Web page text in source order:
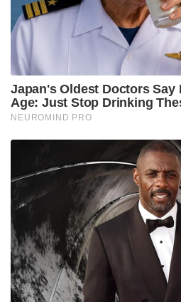
വഖഫ് ബോർഡ് കൈവശം
സംസ്ഥാനങ്ങളിലായി 8.7
ബോർഡിന്റെ
ലക്ഷം കോടി രൂപ
സ്വത്തുക്കൾ. വഖഫ്
നിയന്ത്രിക്കുന്നതിലും
പ്രശ്നങ്ങളും വെല്ലുവിളികളും
കേന്ദ്രസർക്കാർ ഇപ്പോൾ
ഭേദഗതി ബിൽ ലക്ഷ്യമിടുന്നത്.
ഇന്ത്യയിലെ വഖഫ്
മാനേജ്മെന്റും
ബിൽ നിയമമാകുന്നതോടെ
വഖഫിന്റെ നിർവചനങ്ങൾ
പ്രക്രിയ മെച്ചപ്പെടുത്തുക,
ചെയ്യുന്നതിൽ